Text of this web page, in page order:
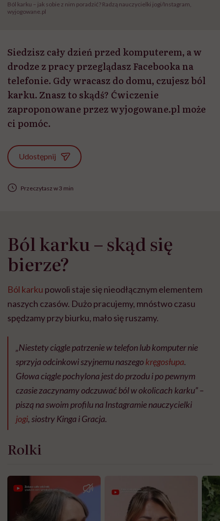
Ból karku – jak sobie z nim poradzić? Radzą nauczycielki jogi/Instagram,
wyjogowane.pl
Siedzisz cały dzień przed komputerem, a w
drodze z pracy przeglądasz Facebooka na
telefonie. Gdy wracasz do domu, czujesz ból
karku. Znasz to skądś? Ćwiczenie
zaproponowane przez wyjogowane.pl może
ci pomóc.
Udostępnij
Przeczytasz w 3 min
Ból karku – skąd się
bierze?
Ból karku powoli staje się nieodłącznym elementem
naszych czasów. Dużo pracujemy, mnóstwo czasu
spędzamy przy biurku, mało się ruszamy.
„Niestety ciągle patrzenie w telefon lub komputer nie
sprzyja odcinkowi szyjnemu naszegokręgosłupa.
Głowa ciągle pochylona jest do przodu i po pewnym
czasie zaczynamy odczuwać ból w okolicach karku” –
piszą na swoim profilu na Instagramie nauczycielki
jogi, siostry Kinga i Gracja.
Rolki